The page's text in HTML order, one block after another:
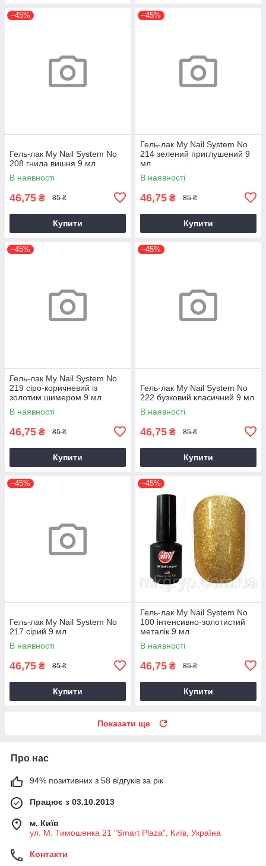
–45%
Гель-лак My Nail System No
208 гнила вишня 9 мл
В наявності
46,75 ₴ 85 ₴
Купити
–45%
Гель-лак My Nail System No
214 зелений приглушений 9
мл
В наявності
46,75 ₴ 85 ₴
Купити
–45%
Гель-лак My Nail System No
219 сіро-коричневий із
золотим шимером 9 мл
В наявності
46,75 ₴ 85 ₴
Купити
–45%
Гель-лак My Nail System No
222 бузковий класичний 9 мл
В наявності
46,75 ₴ 85 ₴
Купити
–45%
Гель-лак My Nail System No
217 сірий 9 мл
В наявності
46,75 ₴ 85 ₴
Купити
–45%
Гель-лак My Nail System No
100 інтенсивно-золотистий
металік 9 мл
В наявності
46,75 ₴ 85 ₴
Купити
Показати ще
Про нас
94% позитивних з 58 відгуків за рік
Працює з 03.10.2013
м. Київ
ул. М. Тимошенка 21 "Smart Plaza", Київ, Україна
Контакти